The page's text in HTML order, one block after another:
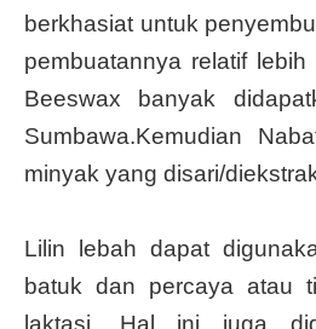
berkhasiat untuk
pembuatannya relatif
Beeswax banyak
Sumbawa.Kemudian
minyak yang disari/
Lilin lebah dapat
batuk dan percaya atau
laktasi. Hal ini juga